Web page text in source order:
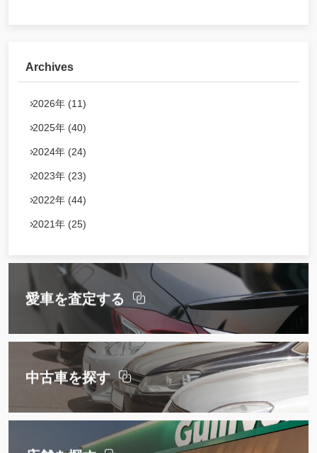
Archives
2026年 (11)
2025年 (40)
2024年 (24)
2023年 (23)
2022年 (44)
2021年 (25)
愛車を査定する
中古車を探す